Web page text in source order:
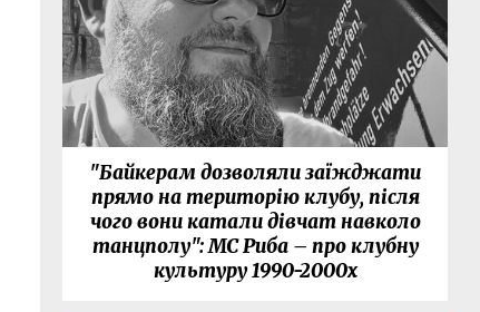
"Байкерам дозволяли заїжджати
прямо на територію клубу, після
чого вони катали дівчат навколо
танцполу": МС Риба – про клубну
культуру 1990-2000х